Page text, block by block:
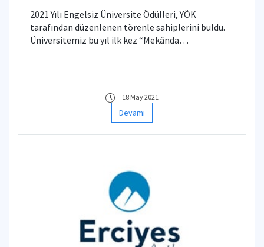
2021 Yılı Engelsiz Üniversite Ödülleri, YÖK
tarafından düzenlenen törenle sahiplerini buldu.
Üniversitemiz bu yıl ilk kez “Mekânda
18 May 2021
Devamı